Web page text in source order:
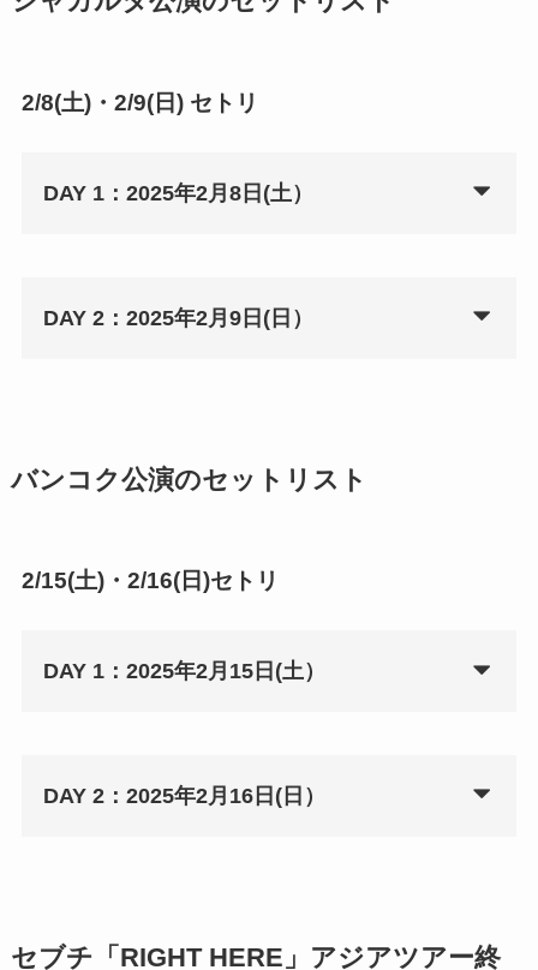
2/8(土)・2/9(日) セトリ
DAY 1：2025年2月8日(土）
DAY 2：2025年2月9日(日）
バンコク公演のセットリスト
2/15(土)・2/16(日)セトリ
DAY 1：2025年2月15日(土）
DAY 2：2025年2月16日(日）
セブチ「RIGHT HERE」アジアツアー終